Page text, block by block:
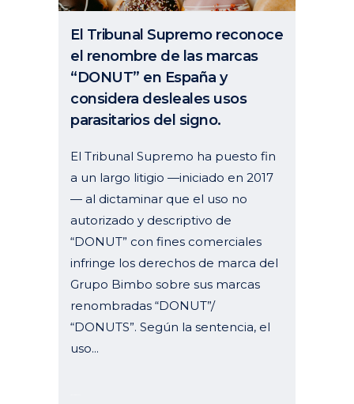
El Tribunal Supremo reconoce
el renombre de las marcas
“DONUT” en España y
considera desleales usos
parasitarios del signo.
El Tribunal Supremo ha puesto fin
a un largo litigio —iniciado en 2017
— al dictaminar que el uso no
autorizado y descriptivo de
“DONUT” con fines comerciales
infringe los derechos de marca del
Grupo Bimbo sobre sus marcas
renombradas “DONUT”/
“DONUTS”. Según la sentencia, el
uso...